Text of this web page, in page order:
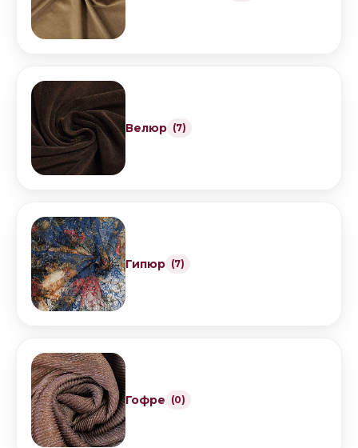
Велюр (7)
Гипюр (7)
Гофре (0)